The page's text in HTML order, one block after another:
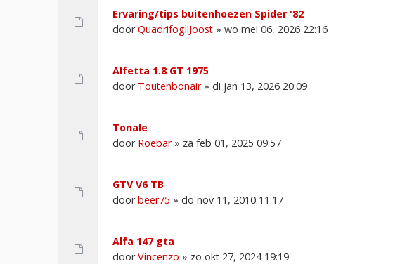
Ervaring/tips buitenhoezen Spider '82
doorQuadrifogliJoost » wo mei 06, 2026 22:16
Alfetta 1.8 GT 1975
door Toutenbonair» di jan 13, 2026 20:09
Tonale
door Roebar» za feb 01, 2025 09:57
GTV V6 TB
doorbeer75 » do nov 11, 2010 11:17
Alfa 147 gta
doorVincenzo » zo okt 27, 2024 19:19